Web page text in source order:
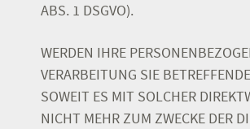
ABS. 1 DSGVO).
WERDEN IHRE
VERARBEITUNG SIE
SOWEIT ES MIT SOLCHER
NICHT MEHR ZUM ZWECKE DER